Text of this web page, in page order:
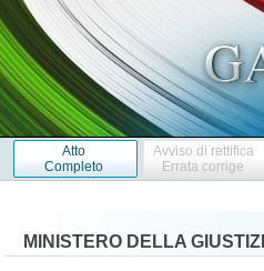
Atto
Completo
Avviso di rettifica
Errata corrige
MINISTERO DELLA